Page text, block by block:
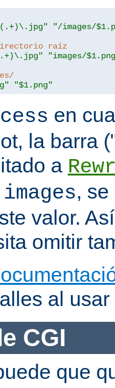
(.+)\.jpg"
"/images/
raíz
"images/
"$1.png"
en
la barra
a
images,
valor.
omitir
al usar
CGI
que